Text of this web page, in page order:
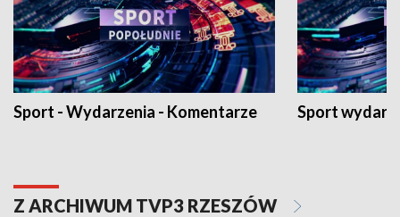
Sport - Wydarzenia - Komentarze Sport
Z ARCHIWUM TVP3 RZESZÓW